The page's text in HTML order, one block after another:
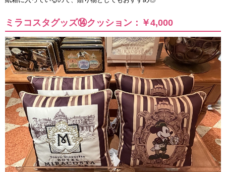
ミラコスタグッズ⑭クッション：￥4,000